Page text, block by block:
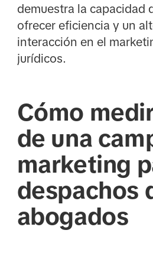
demuestra la capacidad
ofrecer eficiencia y un
interacción en el
jurídicos.
Cómo
de una
marketing
despachos
abogados